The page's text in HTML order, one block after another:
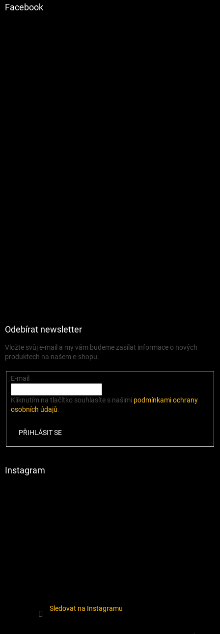
Facebook
Odebírat newsletter
Vložte svůj e-mail a my vám budeme zasílat informace o nových
produktech na našem e-shopu.
E-mail
Kliknutím na tlačítko souhlasíte s našimi podmínkami ochrany
osobních údajů.
PŘIHLÁSIT SE
Instagram
Sledovat na Instagramu